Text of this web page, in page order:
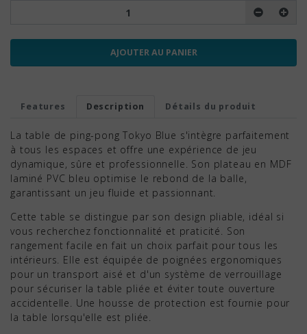
AJOUTER AU PANIER
Features Description Détails du produit
La table de ping-pong Tokyo Blue s'intègre parfaitement
à tous les espaces et offre une expérience de jeu
dynamique, sûre et professionnelle. Son plateau en MDF
laminé PVC bleu optimise le rebond de la balle,
garantissant un jeu fluide et passionnant.
Cette table se distingue par son design pliable, idéal si
vous recherchez fonctionnalité et praticité. Son
rangement facile en fait un choix parfait pour tous les
intérieurs. Elle est équipée de poignées ergonomiques
pour un transport aisé et d'un système de verrouillage
pour sécuriser la table pliée et éviter toute ouverture
accidentelle. Une housse de protection est fournie pour
la table lorsqu'elle est pliée.